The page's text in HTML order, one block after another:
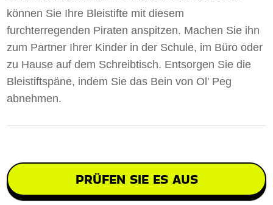
können Sie Ihre Bleistifte mit diesem
furchterregenden Piraten anspitzen. Machen Sie ihn
zum Partner Ihrer Kinder in der Schule, im Büro oder
zu Hause auf dem Schreibtisch. Entsorgen Sie die
Bleistiftspäne, indem Sie das Bein von Ol' Peg
abnehmen.
PRÜFEN SIE ES AUS